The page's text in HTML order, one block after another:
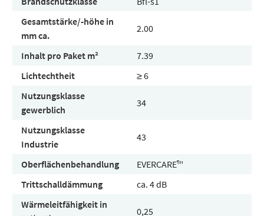
Gesamtstärke/-höhe in
mm ca.
2.00
Inhalt pro Paket m²
7.39
Lichtechtheit
≥ 6
Nutzungsklasse
gewerblich
34
Nutzungsklasse
Industrie
43
Oberflächenbehandlung
EVERCARE™
Trittschalldämmung
ca. 4 dB
Wärmeleitfähigkeit in
0,25